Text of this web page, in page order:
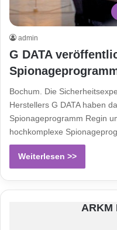
admin
G DATA
Bochum. Die
Herstellers G DATA haben
Spionageprogramm Regin
hochkomplexe
Weiterlesen >>
ARKM